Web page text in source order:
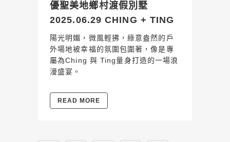
優聖美地鄉村渡假別墅
2025.06.29 CHING + TING
陽光明媚，微風輕拂，綠意盎然的戶
外場地被幸福的氛圍包圍著，像是專
屬為Ching 與 Ting量身打造的一場浪
漫盛宴。
READ MORE